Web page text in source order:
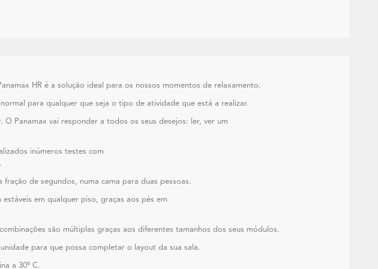
HR é a solução ideal para os nossos momentos de relaxamento.
para qualquer que seja o tipo de atividade que está a realizar.
Panamax vai responder a todos os seus desejos: ler, ver um
inúmeros testes com
de segundos, numa cama para duas pessoas.
em qualquer piso, graças aos pés em
são múltiplas graças aos diferentes tamanhos dos seus módulos.
para que possa completar o layout da sua sala.
a 30º C.